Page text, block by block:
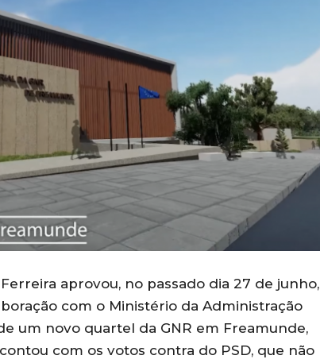
aprovou, no passado dia 27 de junho,
com o Ministério da Administração
um novo quartel da GNR em Freamunde,
com os votos contra do PSD, que não